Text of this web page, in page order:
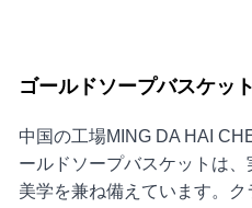
ゴールドソープバスケット
中国の工場MING DA HAI
ールドソープバスケットは
美学を兼ね備えています。